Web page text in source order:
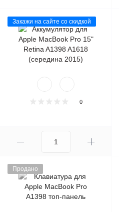
Закажи на сайте со скидкой
0
Продано